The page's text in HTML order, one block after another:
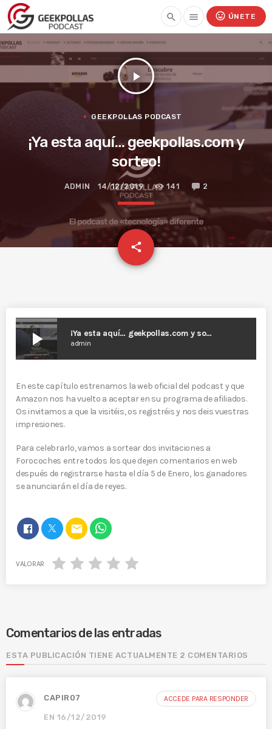
search menu mood ÚNETE
play_arrow
GEEKPOLLAS PODCAST
¡Ya esta aquí… geekpollas.com y
sorteo!
ADMIN 14/12/2019 141 2
share
email
play_arrow ¡Ya esta aquí… geekpollas.com y sorteo!
admin
En este capítulo estrenamos la web oficial del podcast y que
Amazon nos ha vuelto a aceptar en su programa de afiliados.
Os invitamos a que la visitéis, os registréis y nos deis vuestras
impresiones.
Para celebrarlo, vamos a sortear dos invitaciones a
Forocoches entre todos los que dejen comentarios en web
después de registrarse hasta el día 5 de Enero, los ganadores
se anunciarán el día de reyes.
email
VALORAR
Comentarios de las entradas
ESTA PUBLICACIÓN TIENE ACTUALMENTE 2 COMENTARIOS
CAPIR07
EN 16/12/2019
ACCEDE PARA RESPONDER